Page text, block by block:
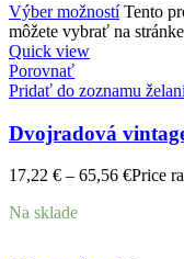
Výber možností Tento
môžete vybrať na
Quick view
Porovnať
Pridať do zoznamu
Dvojradová
17,22 € – 65,56 €Price
Na sklade